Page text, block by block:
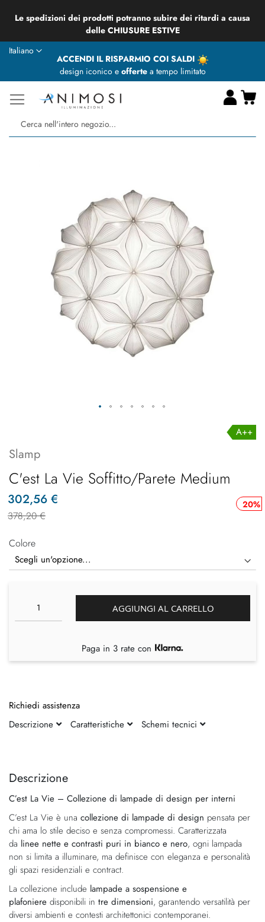
Le spedizioni dei prodotti potranno subire dei ritardi a causa
delle CHIUSURE ESTIVE
ACCENDI IL RISPARMIO COI SALDI
design iconico e offertea tempo limitato
Lingua
Italiano
fine
galleria
di
immagini
della
di
immagini
Descrizione
C’est La Vie – Collezione di lampade di design per interni
C’est La Vie è una collezione di lampade di design pensata per
chi ama lo stile deciso e senza compromessi. Caratterizzata
da linee nette e contrasti puri in bianco e nero, ogni lampada
non si limita a illuminare, ma definisce con eleganza e personalità
gli spazi residenziali e contract.
La collezione include lampade a sospensione e
plafoniere disponibili in tre dimensioni, garantendo versatilità per
diversi ambienti e contesti architettonici contemporanei.
A++
Slamp
C'est La Vie Soffitto/Parete Medium
20%
302,56 €
378,20 €
Colore
AGGIUNGI AL CARRELLO
Paga in 3 rate con
Richiedi assistenza
Descrizione
Caratteristiche Schemi tecnici